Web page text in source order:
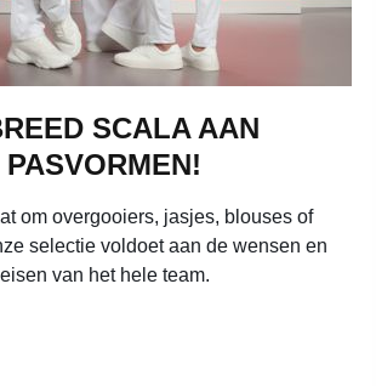
SCALA AAN
PASVORMEN!
om overgooiers, jasjes, blouses of
selectie voldoet aan de wensen en
eisen van het hele team.